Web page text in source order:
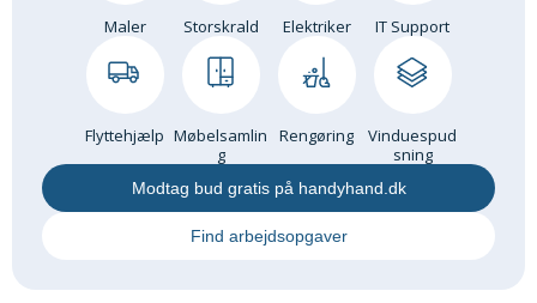
Maler Storskrald Elektriker IT Support
Flyttehjælp Møbelsamlin
g
Rengøring
Vinduespud
sning
Modtag bud gratis på handyhand.dk
Find arbejdsopgaver